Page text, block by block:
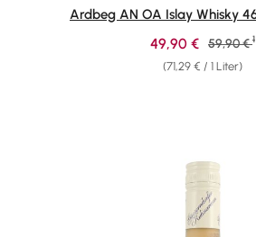
Durchschnittliche Bewertung von
Ardbeg AN OA Islay Whisky
(71,29 € / 1 Liter)
49,90 € 59,90 € 1